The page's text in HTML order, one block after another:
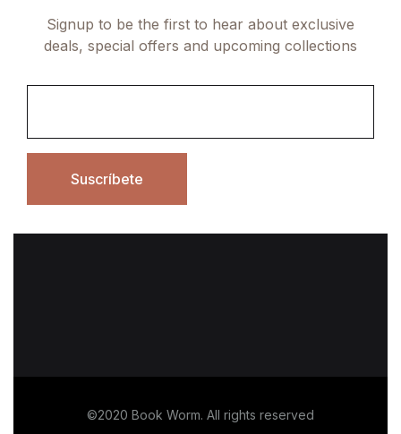
Signup to be the first to hear about exclusive
deals, special offers and upcoming collections
Suscríbete
©2020 Book Worm. All rights reserved